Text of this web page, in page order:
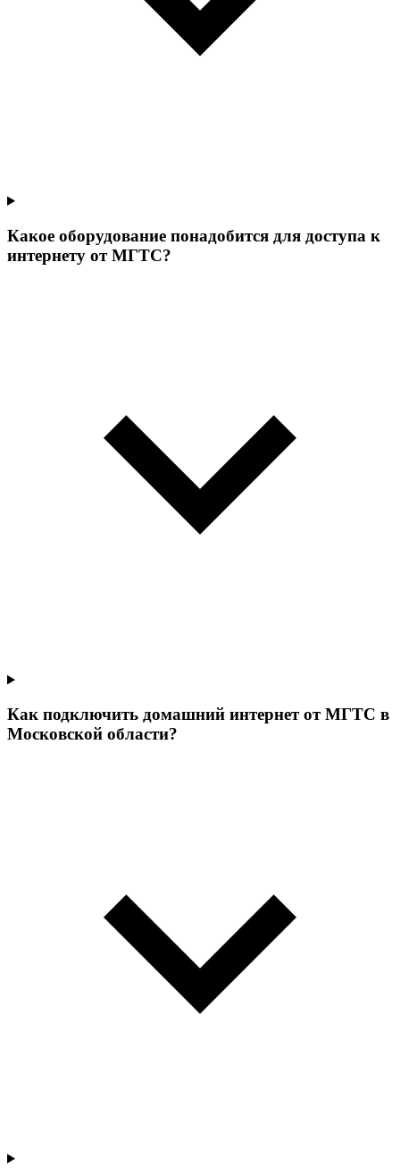
Какое оборудование понадобится для доступа к
интернету от МГТС?
Как подключить домашний интернет от МГТС в
Московской области?